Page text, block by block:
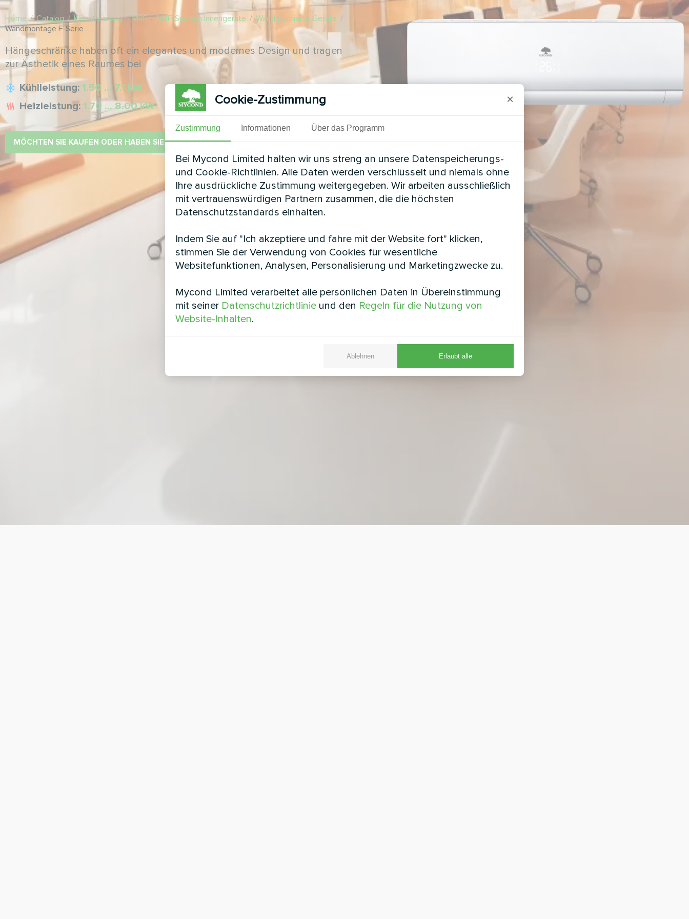
Home / Catalog / Klimatisierung / MRF / MRF-System Innengeräte / Wandmontierte Geräte /
Wandmontage F-Serie
Hängeschränke haben oft ein elegantes und modernes Design und tragen
zur Ästhetik eines Raumes bei
Kühlleistung: 1.50 ... 7.1 kW
Heizleistung: 1.70 ... 8.00 kW
MÖCHTEN SIE KAUFEN ODER HABEN SIE FRAGEN?
Cookie-Zustimmung ×
Zustimmung Informationen Über das Programm
Bei Mycond Limited halten wir uns streng an unsere Datenspeicherungs-
und Cookie-Richtlinien. Alle Daten werden verschlüsselt und niemals ohne
Ihre ausdrückliche Zustimmung weitergegeben. Wir arbeiten ausschließlich
mit vertrauenswürdigen Partnern zusammen, die die höchsten
Datenschutzstandards einhalten.
Indem Sie auf "Ich akzeptiere und fahre mit der Website fort" klicken,
stimmen Sie der Verwendung von Cookies für wesentliche
Websitefunktionen, Analysen, Personalisierung und Marketingzwecke zu.
Mycond Limited verarbeitet alle persönlichen Daten in Übereinstimmung
mit seiner Datenschutzrichtlinie und den Regeln für die Nutzung von
Website-Inhalten.
Ablehnen Erlaubt alle